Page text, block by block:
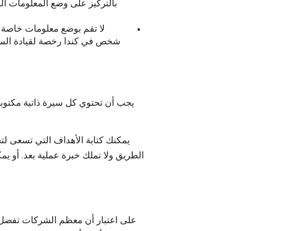
بالتركيز على وضع المعلومات
لا تقم بوضع معلومات خاصة
شخص في كندا رخصة لقيادة
يجب أن تحتوي كل سيرة ذاتية
يمكنك كتابة الأهداف التي تسعى
الطريق ولا تملك خبرة عملية بعد.
على اعتبار أن معظم الشركات